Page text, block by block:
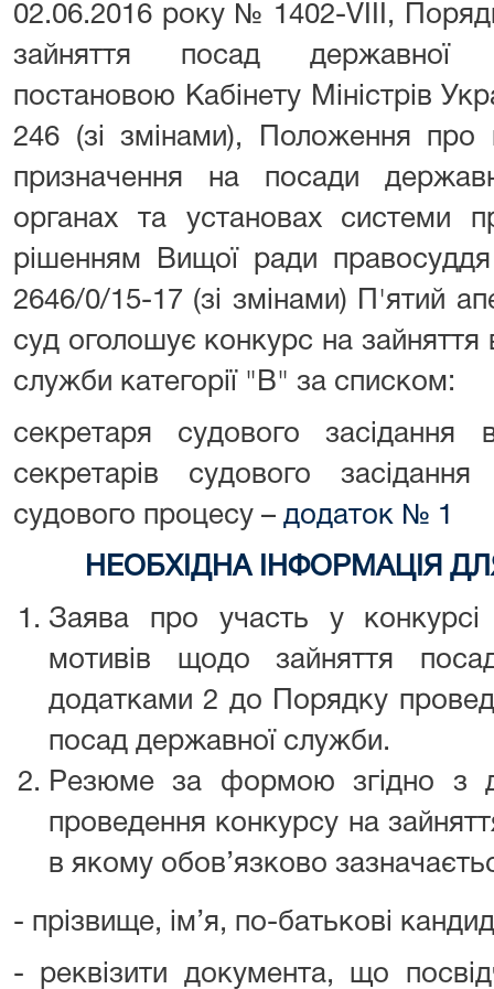
02.06.2016 року № 1402-VІІІ,
зайняття посад державної
постановою Кабінету Міністрів
246 (зі змінами), Положення про
призначення на посади
органах та установах системи
рішенням Вищої ради
2646/0/15-17 (зі змінами) П'ятий
суд оголошує конкурс на зайняття
служби категорії "В" за списком:
секретаря судового засідання
секретарів судового засідання
судового процесу – додаток № 1
НЕОБХІДНА ІНФОРМАЦІЯ
Заява про участь у конкурсі
мотивів щодо зайняття
додатками 2 до Порядку
посад державної служби.
Резюме за формою згідно з
проведення конкурсу на
в якому обов’язково
- прізвище, ім’я, по-батькові
- реквізити документа, що